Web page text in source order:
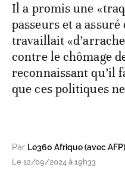
Il a promis une
passeurs et a
travaillait
contre le chômage
reconnaissant qu’il
que ces politiques
Par Le360 Afrique (avec AFP)
Le 12/09/2024 à 19h33